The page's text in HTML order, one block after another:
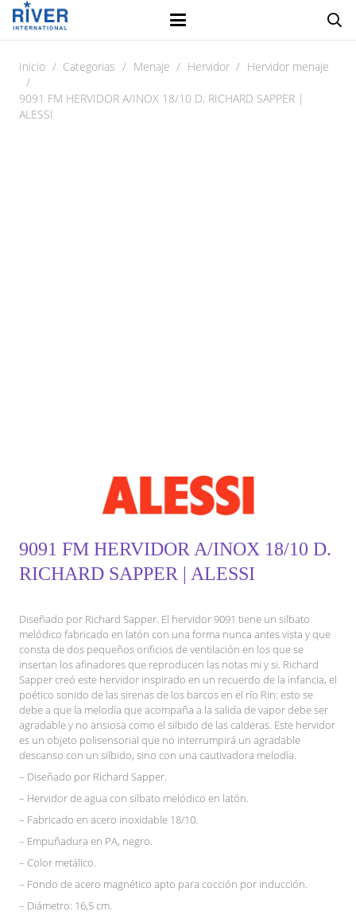
Inicio / Categorias / Menaje / Hervidor / Hervidor menaje
/
9091 FM HERVIDOR A/INOX 18/10 D. RICHARD SAPPER |
ALESSI
9091 FM HERVIDOR A/INOX 18/10 D.
RICHARD SAPPER | ALESSI
Diseñado por Richard Sapper. El hervidor 9091 tiene un silbato
melódico fabricado en latón con una forma nunca antes vista y que
consta de dos pequeños orificios de ventilación en los que se
insertan los afinadores que reproducen las notas mi y si. Richard
Sapper creó este hervidor inspirado en un recuerdo de la infancia, el
poético sonido de las sirenas de los barcos en el río Rin: esto se
debe a que la melodía que acompaña a la salida de vapor debe ser
agradable y no ansiosa como el silbido de las calderas. Este hervidor
es un objeto polisensorial que no interrumpirá un agradable
descanso con un silbido, sino con una cautivadora melodía.
– Diseñado por Richard Sapper.
– Hervidor de agua con silbato melódico en latón.
– Fabricado en acero inoxidable 18/10.
– Empuñadura en PA, negro.
– Color metálico.
– Fondo de acero magnético apto para cocción por inducción.
– Diámetro: 16,5 cm.